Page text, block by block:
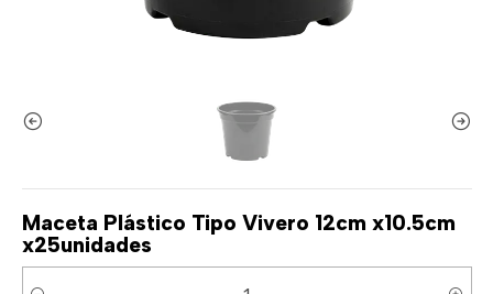
Maceta Plástico Tipo Vivero 12cm x10.5cm
x25unidades